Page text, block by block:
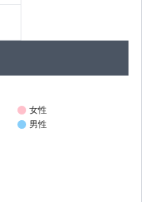
女性
男性